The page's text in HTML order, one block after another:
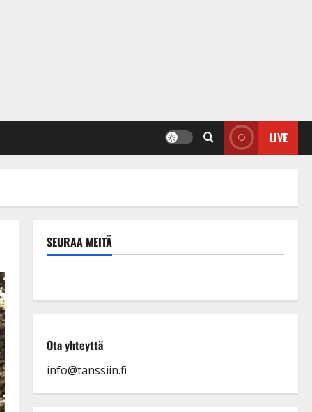
LIVE
SEURAA MEITÄ
Ota yhteyttä
info@tanssiin.fi